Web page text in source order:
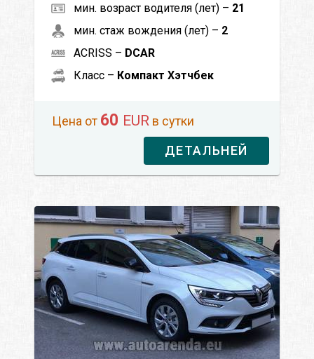
мин. возраст водителя (лет) – 21
мин. стаж вождения (лет) – 2
ACRISS – DCAR
Класс – Компакт Хэтчбек
Цена от 60 EUR в сутки
ДЕТАЛЬНЕЙ